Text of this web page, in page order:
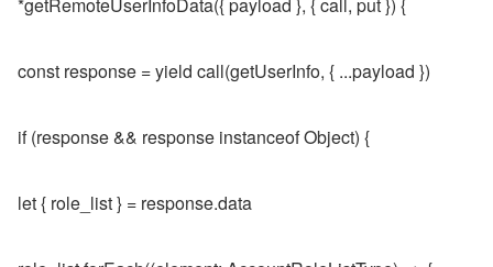
const response = yield call(getUserInfo, { ...payload })
if (response && response instanceof Object) {
let { role_list } = response.data